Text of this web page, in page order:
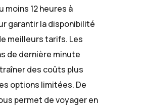
moins 12 heures à
garantir la disponibilité
meilleurs tarifs. Les
de dernière minute
des coûts plus
options limitées. De
permet de voyager en